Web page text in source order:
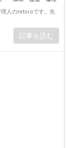
理人のretoroです。先
記事を読む